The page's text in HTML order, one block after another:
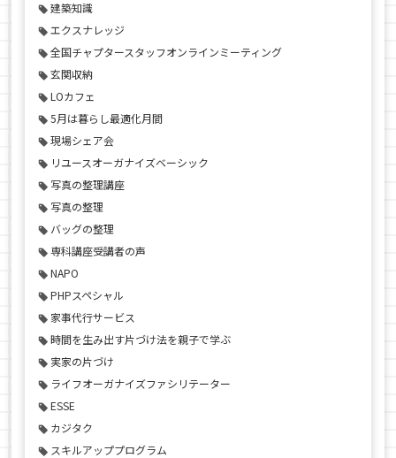
建築知識
エクスナレッジ
全国チャプタースタッフオンラインミーティング
玄関収納
LOカフェ
5月は暮らし最適化月間
現場シェア会
リユースオーガナイズベーシック
写真の整理講座
写真の整理
バッグの整理
専科講座受講者の声
NAPO
PHPスペシャル
家事代行サービス
時間を生み出す片づけ法を親子で学ぶ
実家の片づけ
ライフオーガナイズファシリテーター
ESSE
カジタク
スキルアッププログラム